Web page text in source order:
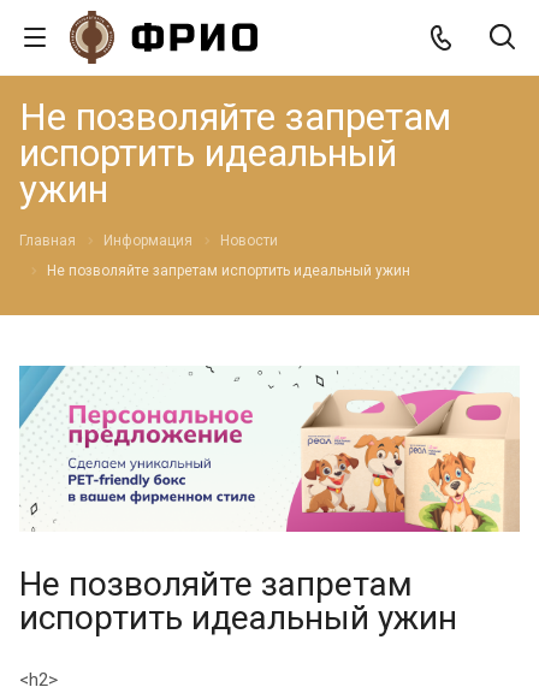
Не позволяйте запретам
испортить идеальный
ужин
Главная Информация
Новости
Не позволяйте запретам испортить идеальный ужин
Не позволяйте запретам
испортить идеальный ужин
<h2>